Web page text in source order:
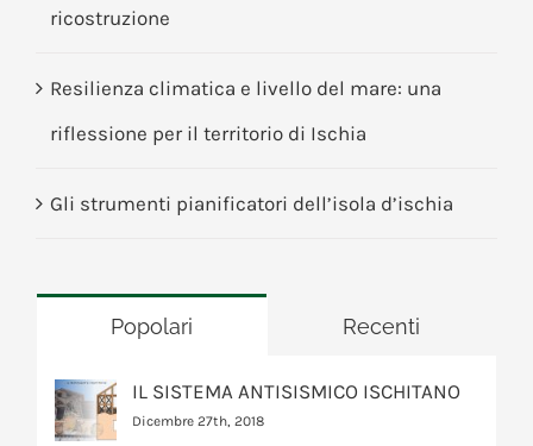
ricostruzione
Resilienza climatica e livello del mare: una
riflessione per il territorio di Ischia
Gli strumenti pianificatori dell’isola d’ischia
Popolari Recenti
IL SISTEMA ANTISISMICO ISCHITANO
Dicembre 27th, 2018